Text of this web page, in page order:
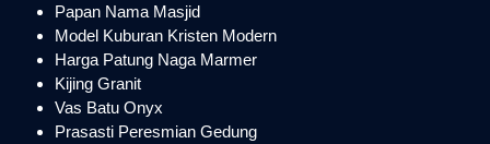
Papan Nama Masjid
Model Kuburan Kristen Modern
Harga Patung Naga Marmer
Kijing Granit
Vas Batu Onyx
Prasasti Peresmian Gedung